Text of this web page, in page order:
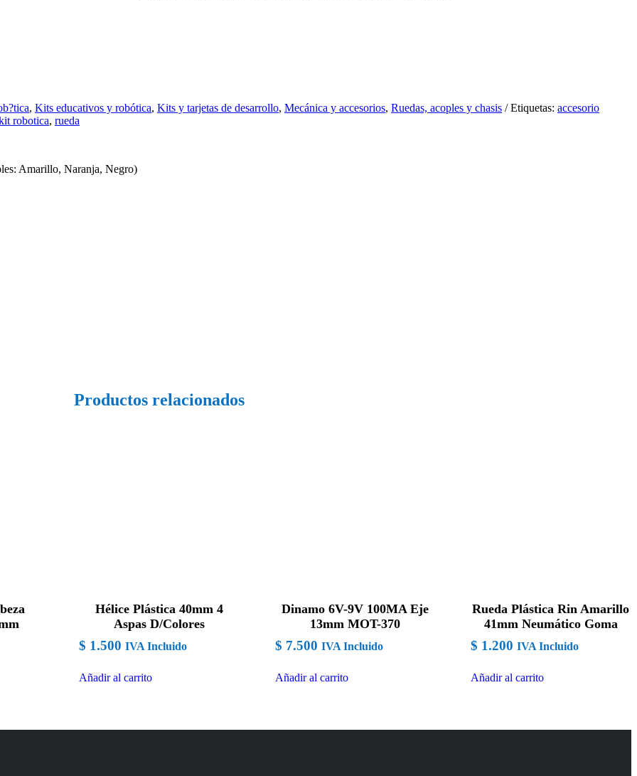
, Kits educativos y robótica, Kits y tarjetas de desarrollo, Mecánica y accesorios, Ruedas, acoples y chasis Etiquetas: accesorio
robotica, rueda
Amarillo, Naranja, Negro)
Productos relacionados
Hélice Plástica 40mm 4
Aspas D/Colores
$ 1.500 IVA Incluido
Añadir al carrito
Dinamo 6V-9V 100MA Eje
13mm MOT-370
$ 7.500 IVA Incluido
Añadir al carrito
Rueda Plástica Rin Amarillo
41mm Neumático Goma
$ 1.200 IVA Incluido
Añadir al carrito